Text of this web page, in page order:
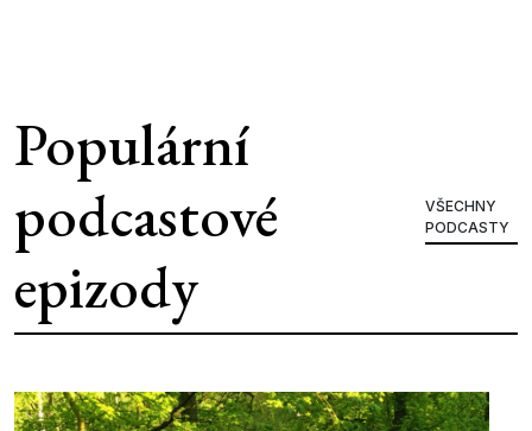
Populární
podcastové
epizody
VŠECHNY
PODCASTY